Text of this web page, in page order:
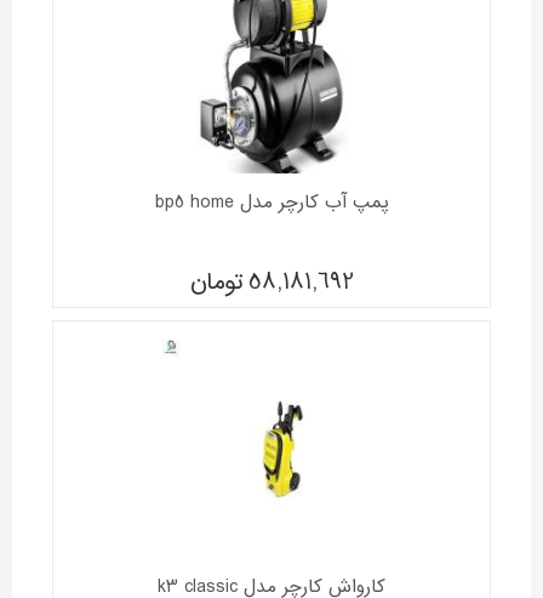
پمپ آب کارچر مدل bp5 home
58,181,692 تومان
کارواش کارچر مدل k3 classic